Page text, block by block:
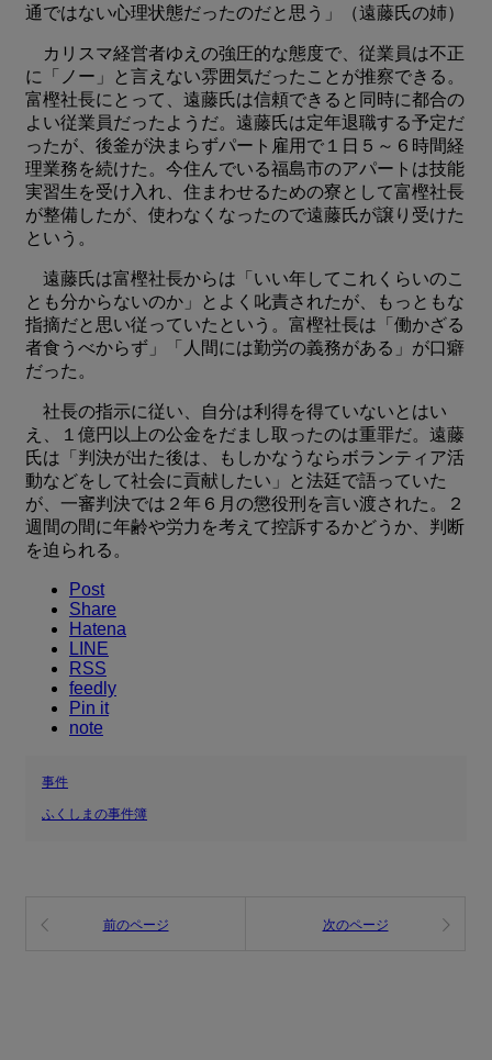
通ではない心理状態だったのだと思う」（遠藤氏の姉）
カリスマ経営者ゆえの強圧的な態度で、従業員は不正
に「ノー」と言えない雰囲気だったことが推察できる。
富樫社長にとって、遠藤氏は信頼できると同時に都合の
よい従業員だったようだ。遠藤氏は定年退職する予定だ
ったが、後釜が決まらずパート雇用で１日５～６時間経
理業務を続けた。今住んでいる福島市のアパートは技能
実習生を受け入れ、住まわせるための寮として富樫社長
が整備したが、使わなくなったので遠藤氏が譲り受けた
という。
遠藤氏は富樫社長からは「いい年してこれくらいのこ
とも分からないのか」とよく叱責されたが、もっともな
指摘だと思い従っていたという。富樫社長は「働かざる
者食うべからず」「人間には勤労の義務がある」が口癖
だった。
社長の指示に従い、自分は利得を得ていないとはい
え、１億円以上の公金をだまし取ったのは重罪だ。遠藤
氏は「判決が出た後は、もしかなうならボランティア活
動などをして社会に貢献したい」と法廷で語っていた
が、一審判決では２年６月の懲役刑を言い渡された。２
週間の間に年齢や労力を考えて控訴するかどうか、判断
を迫られる。
Post
Share
Hatena
LINE
RSS
feedly
Pin it
note
事件
ふくしまの事件簿
前のページ 次のページ